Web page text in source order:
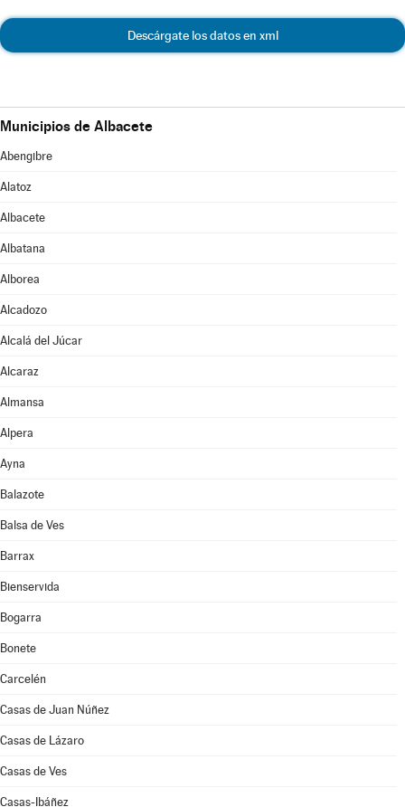
Descárgate los datos en xml
Municipios de Albacete
Abengibre
Alatoz
Albacete
Albatana
Alborea
Alcadozo
Alcalá del Júcar
Alcaraz
Almansa
Alpera
Ayna
Balazote
Balsa de Ves
Barrax
Bienservida
Bogarra
Bonete
Carcelén
Casas de Juan Núñez
Casas de Lázaro
Casas de Ves
Casas-Ibáñez